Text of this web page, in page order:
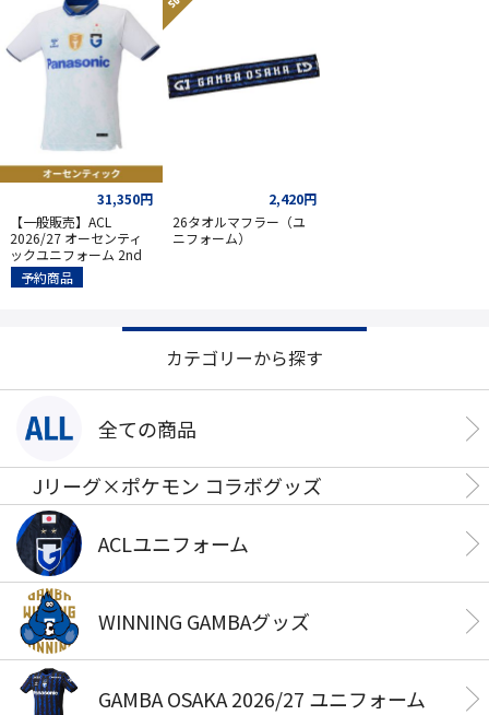
31,350円
【一般販売】ACL
2026/27 オーセンティ
ックユニフォーム 2nd
予約商品
2,420円
26タオルマフラー（ユ
ニフォーム）
カテゴリーから探す
全ての商品
Jリーグ×ポケモン コラボグッズ
ACLユニフォーム
WINNING GAMBAグッズ
GAMBA OSAKA 2026/27 ユニフォーム